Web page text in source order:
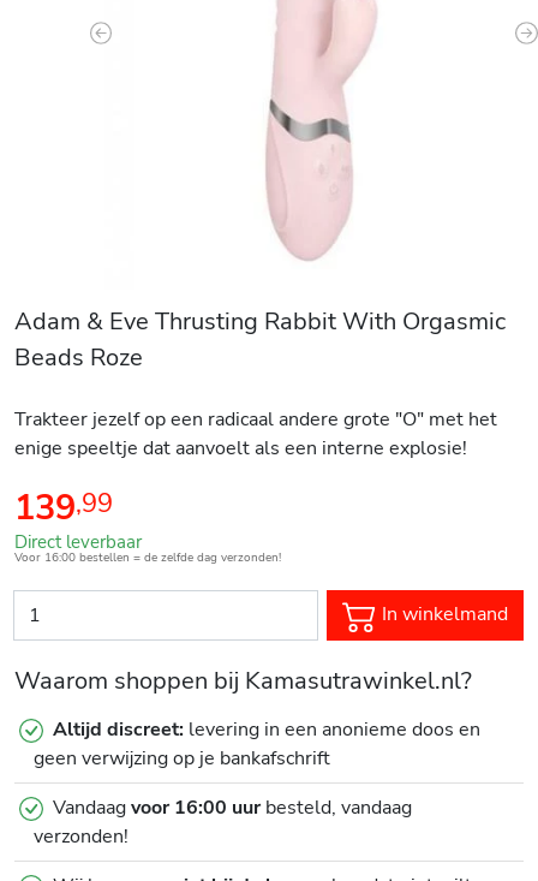
Previous
Adam & Eve Thrusting Rabbit With Orgasmic
Beads Roze
Trakteer jezelf op een radicaal andere grote "O" met het
enige speeltje dat aanvoelt als een interne explosie!
139,99
Direct leverbaar
Voor 16:00 bestellen = de zelfde dag verzonden!
In winkelmand
Waarom shoppen bij Kamasutrawinkel.nl?
Altijd discreet: levering in een anonieme doos en
geen verwijzing op je bankafschrift
Vandaagvoor 16:00 uurbesteld, vandaag
verzonden!